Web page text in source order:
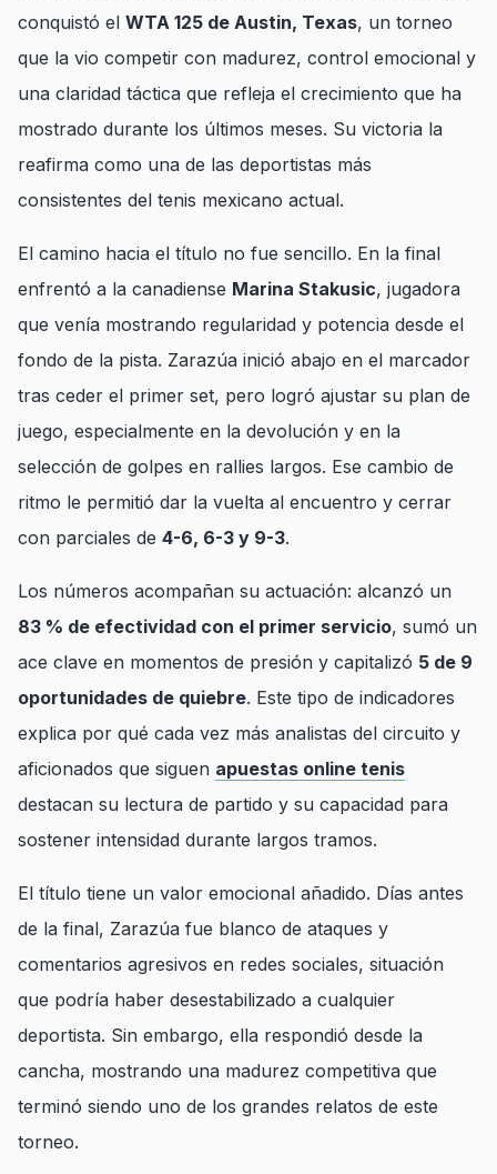
conquistó el WTA 125 de Austin, Texas, un torneo
que la vio competir con madurez, control emocional y
una claridad táctica que refleja el crecimiento que ha
mostrado durante los últimos meses. Su victoria la
reafirma como una de las deportistas más
consistentes del tenis mexicano actual.
El camino hacia el título no fue sencillo. En la final
enfrentó a la canadiense Marina Stakusic, jugadora
que venía mostrando regularidad y potencia desde el
fondo de la pista. Zarazúa inició abajo en el marcador
tras ceder el primer set, pero logró ajustar su plan de
juego, especialmente en la devolución y en la
selección de golpes en rallies largos. Ese cambio de
ritmo le permitió dar la vuelta al encuentro y cerrar
con parciales de 4-6, 6-3 y 9-3.
Los números acompañan su actuación: alcanzó un
83 % de efectividad con el primer servicio, sumó un
ace clave en momentos de presión y capitalizó 5 de 9
oportunidades de quiebre. Este tipo de indicadores
explica por qué cada vez más analistas del circuito y
aficionados que siguen apuestas online tenis
destacan su lectura de partido y su capacidad para
sostener intensidad durante largos tramos.
El título tiene un valor emocional añadido. Días antes
de la final, Zarazúa fue blanco de ataques y
comentarios agresivos en redes sociales, situación
que podría haber desestabilizado a cualquier
deportista. Sin embargo, ella respondió desde la
cancha, mostrando una madurez competitiva que
terminó siendo uno de los grandes relatos de este
torneo.